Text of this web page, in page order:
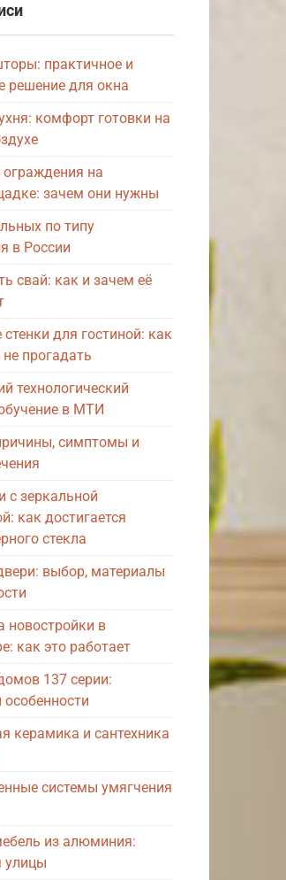
практичное и
решение для окна
комфорт готовки на
на
зачем они нужны
по типу
в России
свай: как и зачем её
стенки для гостиной: как
прогадать
технологический
в МТИ
симптомы и
с зеркальной
как достигается
стекла
выбор, материалы
новостройки в
как это работает
137 серии:
керамика и сантехника
системы умягчения
из алюминия:
улицы